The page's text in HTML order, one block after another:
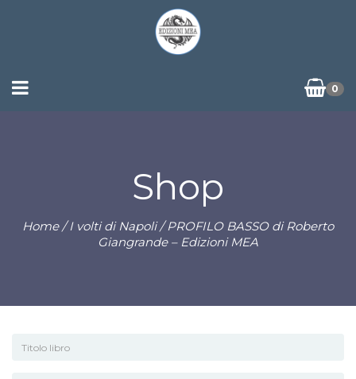
0
Shop
Home/I volti di Napoli/ PROFILO BASSO di Roberto
Giangrande – Edizioni MEA